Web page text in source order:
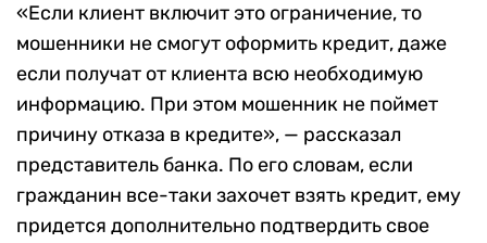
«Если клиент включит это ограничение, то
мошенники не смогут оформить кредит, даже
если получат от клиента всю необходимую
информацию. При этом мошенник не поймет
причину отказа в кредите», — рассказал
представитель банка. По его словам, если
гражданин все-таки захочет взять кредит, ему
придется дополнительно подтвердить свое